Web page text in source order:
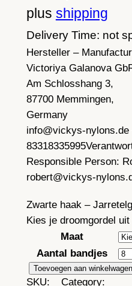
plus shipping
Delivery Time: not
Hersteller –
Victoriya Galanova
Am Schlosshang 3,
87700 Memmingen,
Germany
info@vickys-nylons.de
83318335995
Responsible Person:
robert@vickys-
Zwarte haak –
Kies je droomgordel
Maat
Aantal bandjes
Toevoegen aan winkelwagen
SKU:
Category: